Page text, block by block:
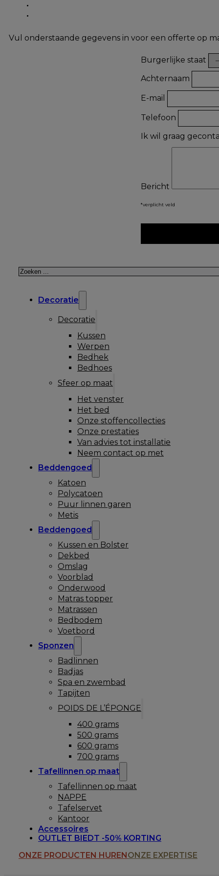
Vul onderstaande gegevens in voor een offerte op
Burgerlijke staat
Achternaam
E-mail
Telefoon
Ik wil graag
Bericht
*verplicht veld
Zoeken
Decoratie
Decoratie
Kussen
Werpen
Bedhek
Bedhoes
Sfeer op maat
Het venster
Het bed
Onze stoffencollecties
Onze prestaties
Van advies tot installatie
Neem contact op met
Beddengoed
Katoen
Polycatoen
Puur linnen garen
Metis
Beddengoed
Kussen en Bolster
Dekbed
Omslag
Voorblad
Onderwood
Matras topper
Matrassen
Bedbodem
Voetbord
Sponzen
Badlinnen
Badjas
Spa en zwembad
Tapijten
POIDS DE L’ÉPONGE
400 grams
500 grams
600 grams
700 grams
Tafellinnen op maat
Tafellinnen op maat
NAPPE
Tafelservet
Kantoor
Accessoires
OUTLET BIEDT -50% KORTING
ONZE PRODUCTEN HURENONZE EXPERTISE